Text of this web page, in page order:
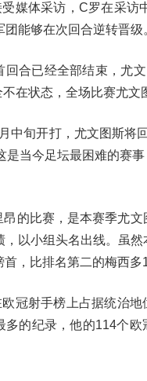
媒体采访，C罗在采
能够在次回合逆转晋级
回合已经全部结束，尤
在状态，全场比赛尤
中旬开打，尤文图斯将
是当今足坛最困难的赛
的比赛，是本赛季尤
以小组头名出线。虽
，比排名第二的梅西多
冠射手榜上占据统治
多的纪录，他的114个